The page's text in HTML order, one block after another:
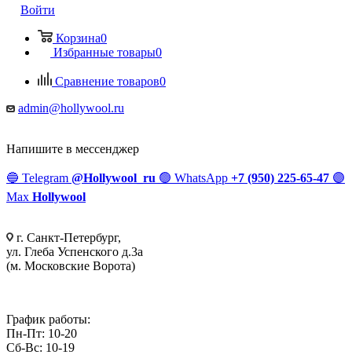
Войти
Корзина0
Избранные товары0
Сравнение товаров0
admin@hollywool.ru
Напишите в мессенджер
🔵 Telegram @Hollywool_ru 🟢 WhatsApp +7 (950) 225-65-47 🟣
Max Hollywool
г. Санкт-Петербург,
ул. Глеба Успенского д.3а
(м. Московские Ворота)
График работы:
Пн-Пт: 10-20
Сб-Вс: 10-19